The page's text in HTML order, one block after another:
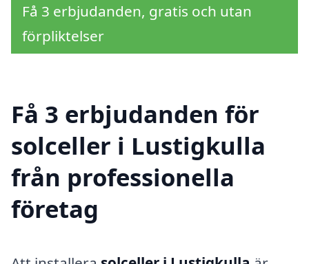
Få 3 erbjudanden, gratis och utan
förpliktelser
Få 3 erbjudanden för
solceller i Lustigkulla
från professionella
företag